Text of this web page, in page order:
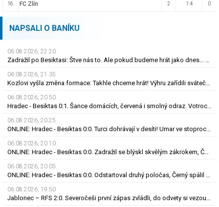
16. FC Zlín 2 1:4 0
NAPSALI O BANÍKU
06.08.2026, 22.20
Zadražil po Besiktasi: Štve nás to. Ale pokud budeme hrát jako dnes... Co se stalo u gólu?
06.08.2026, 21.35
Kozlovi vyšla změna formace: Takhle chceme hrát! Výhru zařídili sváteční hlavičkáři
06.08.2026, 20.50
Hradec - Besiktas 0:1. Šance domácích, červená i smolný odraz. Votroci budou dotahovat
06.08.2026, 20.25
ONLINE: Hradec - Besiktas 0:0. Turci dohrávají v desíti! Umar ve stoprocentní šanci selhal
06.08.2026, 20.10
ONLINE: Hradec - Besiktas 0:0. Zadražil se blýskl skvělým zákrokem, Černý nedal tutovku
06.08.2026, 20.05
ONLINE: Hradec - Besiktas 0:0. Odstartoval druhý poločas, Černý spálil obrovskou šanci
06.08.2026, 19.50
Jablonec – RFS 2:0. Severočeši první zápas zvládli, do odvety si vezou nadějný náskok